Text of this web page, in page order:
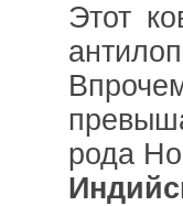
Этот
рода